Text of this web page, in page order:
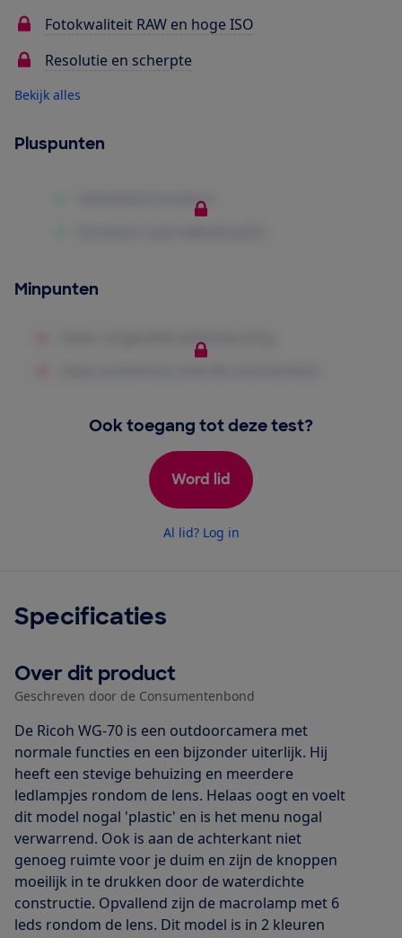
Fotokwaliteit RAW en hoge ISO
Resolutie en scherpte
Bekijk alles
Pluspunten
Minpunten
Ook toegang tot deze test?
Word lid
Al lid? Log in
Specificaties
Over dit product
Geschreven door de Consumentenbond
De Ricoh WG-70 is een outdoorcamera met
normale functies en een bijzonder uiterlijk. Hij
heeft een stevige behuizing en meerdere
ledlampjes rondom de lens. Helaas oogt en voelt
dit model nogal 'plastic' en is het menu nogal
verwarrend. Ook is aan de achterkant niet
genoeg ruimte voor je duim en zijn de knoppen
moeilijk in te drukken door de waterdichte
constructie. Opvallend zijn de macrolamp met 6
leds rondom de lens. Dit model is in 2 kleuren